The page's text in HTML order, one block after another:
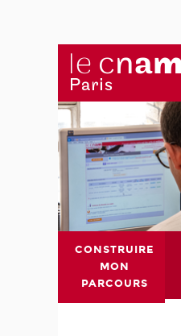
CONSTRUIRE
MON
PARCOURS